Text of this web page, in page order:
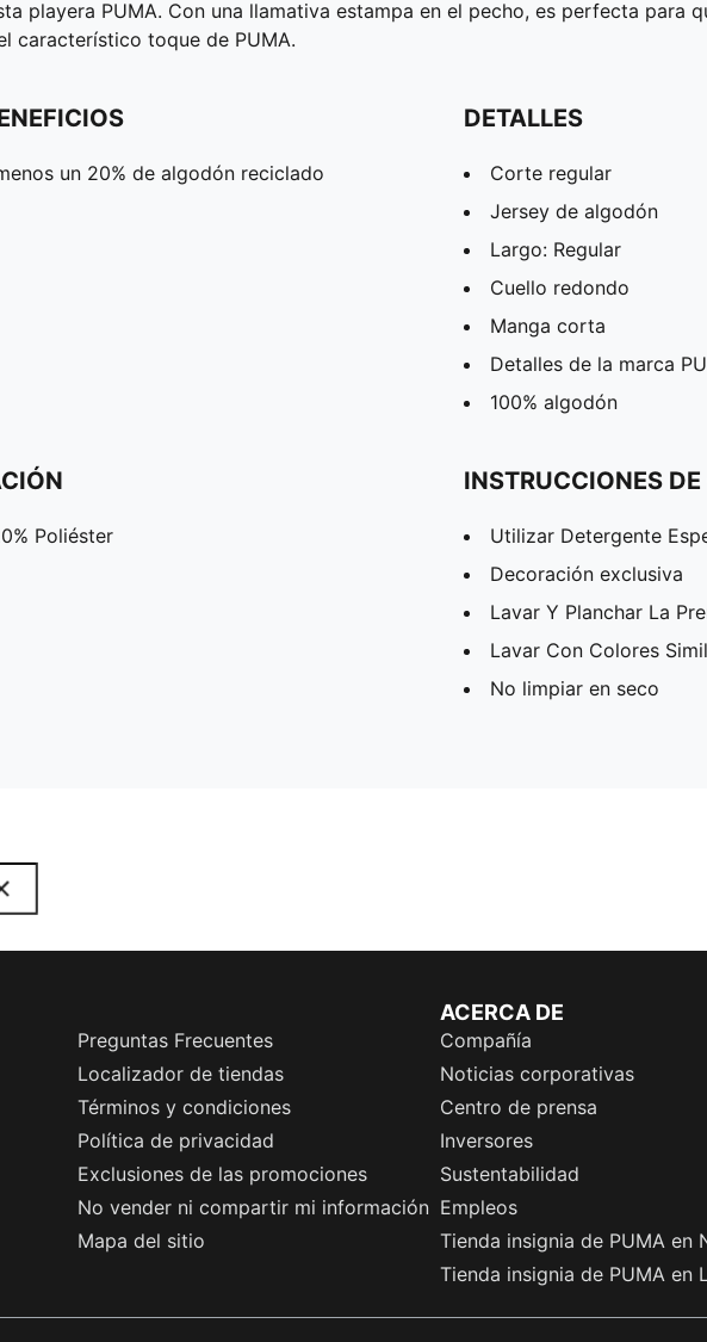
playera PUMA. Con una llamativa estampa en el pecho, es perfecta para
característico toque de PUMA.
un 20% de algodón reciclado
DETALLES
Corte regular
Jersey de algodón
Largo: Regular
Cuello redondo
Manga corta
Detalles de la marca
100% algodón
Poliéster
INSTRUCCIONES
Utilizar Detergente
Decoración exclusiva
Lavar Y Planchar La
Lavar Con Colores
No limpiar en seco
Preguntas Frecuentes
Localizador de tiendas
Términos y condiciones
Política de privacidad
Exclusiones de las promociones
No vender ni compartir mi información
Mapa del sitio
ACERCA DE
Compañía
Noticias corporativas
Centro de prensa
Inversores
Sustentabilidad
Empleos
Tienda insignia de PUMA en
Tienda insignia de PUMA en